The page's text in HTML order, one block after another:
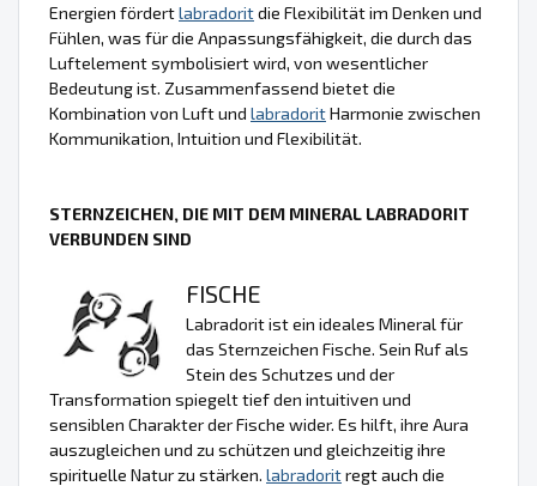
Energien fördertlabradoritdie Flexibilität im Denken und
Fühlen, was für die Anpassungsfähigkeit, die durch das
Luftelement symbolisiert wird, von wesentlicher
Bedeutung ist. Zusammenfassend bietet die
Kombination von Luft und labradoritHarmonie zwischen
Kommunikation, Intuition und Flexibilität.
STERNZEICHEN, DIE MIT DEM MINERAL LABRADORIT
VERBUNDEN SIND
FISCHE
Labradorit ist ein ideales Mineral für
das Sternzeichen Fische. Sein Ruf als
Stein des Schutzes und der
Transformation spiegelt tief den intuitiven und
sensiblen Charakter der Fische wider. Es hilft, ihre Aura
auszugleichen und zu schützen und gleichzeitig ihre
spirituelle Natur zu stärken. labradoritregt auch die